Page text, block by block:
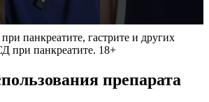
панкреатите, гастрите и других
при панкреатите. 18+
препарата